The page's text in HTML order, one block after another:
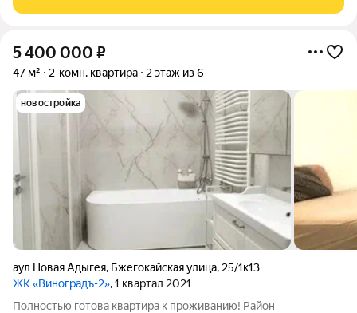
собственник, без обременений.
5 400 000 ₽
47 м² 2-комн. квартира 2 этаж из 6
новостройка
аул Новая Адыгея, Бжегокайская улица, 25/1к13
ЖК «Виноградъ-2», 1 квартал 2021
Полностью готова квартира к проживанию! Район